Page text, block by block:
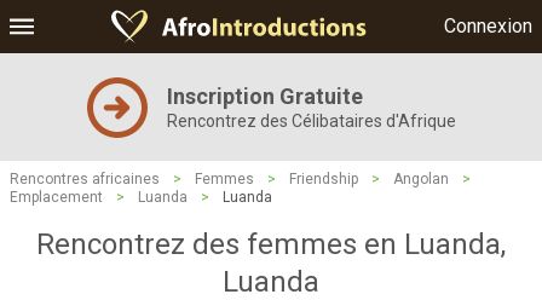
Connexion
Inscription Gratuite
Rencontrez des Célibataires d'Afrique
Rencontres africaines > Femmes > Friendship > Angolan
>
Emplacement
> Luanda > Luanda
Rencontrez des femmes en Luanda,
Luanda